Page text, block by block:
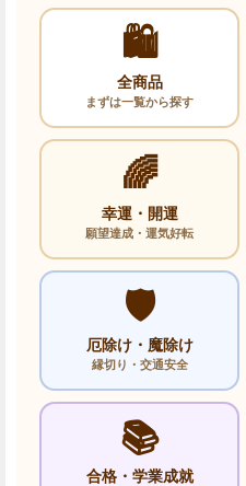
🛍️
全商品
まずは一覧から探す
🌈
幸運・開運
願望達成・運気好転
🛡️
厄除け・魔除け
縁切り・交通安全
📚
合格・学業成就